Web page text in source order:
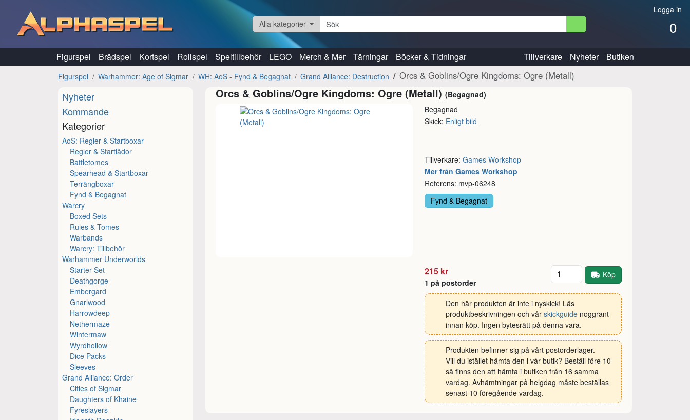
Logga in
0
Alla kategorier
Figurspel Brädspel Kortspel Rollspel Speltillbehör LEGO Merch & Mer Tärningar Böcker & Tidningar Tillverkare Nyheter Butiken
Figurspel Warhammer: Age of Sigmar WH: AoS - Fynd & Begagnat Grand Alliance: Destruction Orcs & Goblins/Ogre Kingdoms: Ogre (Metall)
Nyheter
Kommande
Kategorier
AoS: Regler & Startboxar
Regler & Startlådor
Battletomes
Spearhead & Startboxar
Terrängboxar
Fynd & Begagnat
Warcry
Boxed Sets
Rules & Tomes
Warbands
Warcry: Tillbehör
Warhammer Underworlds
Starter Set
Deathgorge
Embergard
Gnarlwood
Harrowdeep
Nethermaze
Wintermaw
Wyrdhollow
Dice Packs
Sleeves
Grand Alliance: Order
Cities of Sigmar
Daughters of Khaine
Fyreslayers
Orcs & Goblins/Ogre Kingdoms: Ogre (Metall)(Begagnad)
Begagnad
Skick: Enligt bild
Tillverkare: Games Workshop
Mer från Games Workshop
Referens: mvp-06248
Fynd & Begagnat
215 kr
1 på postorder
Antal Köp
Den här produkten är inte i nyskick! Läs
produktbeskrivningen och vårskickguide noggrant
innan köp. Ingen bytesrätt på denna vara.
Produkten befinner sig på vårt postorderlager.
Vill du istället hämta den i vår butik? Beställ före 10
så finns den att hämta i butiken från 16 samma
vardag. Avhämtningar på helgdag måste beställas
senast 10 föregående vardag.